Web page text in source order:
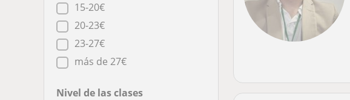
15-20€
20-23€
23-27€
más de 27€
Nivel de las clases